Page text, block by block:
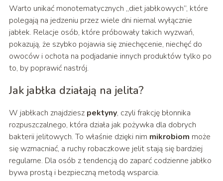
Warto unikać monotematycznych „diet jabłkowych”, które
polegają na jedzeniu przez wiele dni niemal wyłącznie
jabłek. Relacje osób, które próbowały takich wyzwań,
pokazują, że szybko pojawia się zniechęcenie, niechęć do
owoców i ochota na podjadanie innych produktów tylko po
to, by poprawić nastrój.
Jak jabłka działają na jelita?
W jabłkach znajdziesz pektyny, czyli frakcję błonnika
rozpuszczalnego, która działa jak pożywka dla dobrych
bakterii jelitowych. To właśnie dzięki nim mikrobiom może
się wzmacniać, a ruchy robaczkowe jelit stają się bardziej
regularne. Dla osób z tendencją do zaparć codzienne jabłko
bywa prostą i bezpieczną metodą wsparcia.